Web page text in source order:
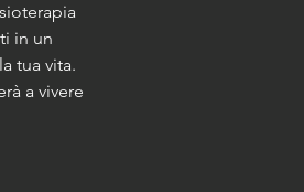
in un
tua vita.
a vivere